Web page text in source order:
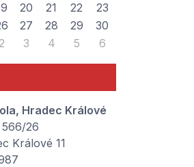
20 21 22
23
27 28 29
30
3 4 5 6
Hradec Králové
26
Králové 11